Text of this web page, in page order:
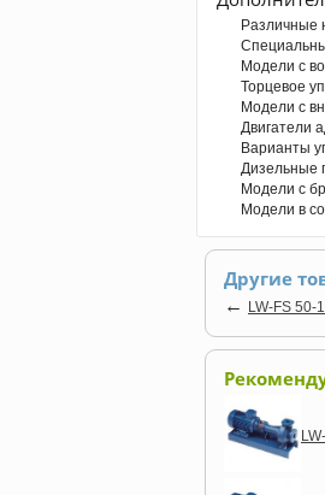
Различные
Модели с
Торцевое
Модели с
Двигатели
Варианты
Дизельные
Модели с
Модели в
Другие
← LW-FS 50-